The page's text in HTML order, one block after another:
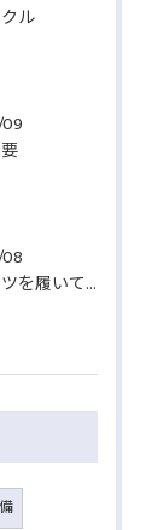
ル
実測寸ブーツを履いてみる